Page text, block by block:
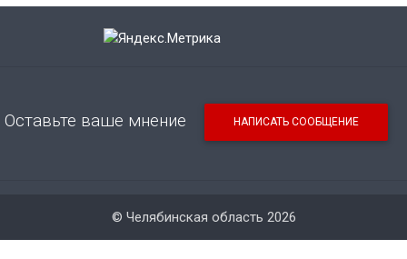
Оставьте ваше мнение НАПИСАТЬ СООБЩЕНИЕ
© Челябинская область 2026